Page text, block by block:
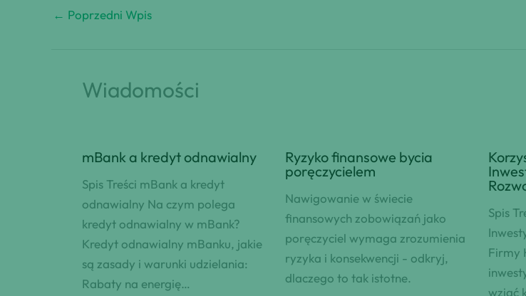
← Poprzedni Wpis
Wiadomości
mBank a kredyt odnawialny
Spis Treści mBank a kredyt
odnawialny Na czym polega
kredyt odnawialny w mBank?
Kredyt odnawialny mBanku, jakie
są zasady i warunki udzielania:
Rabaty na energię…
Ryzyko finansowe bycia
poręczycielem
Nawigowanie w świecie
finansowych zobowiązań jako
poręczyciel wymaga zrozumienia
ryzyka i konsekwencji - odkryj,
dlaczego to tak istotne.
Spis
Firmy
wziąć